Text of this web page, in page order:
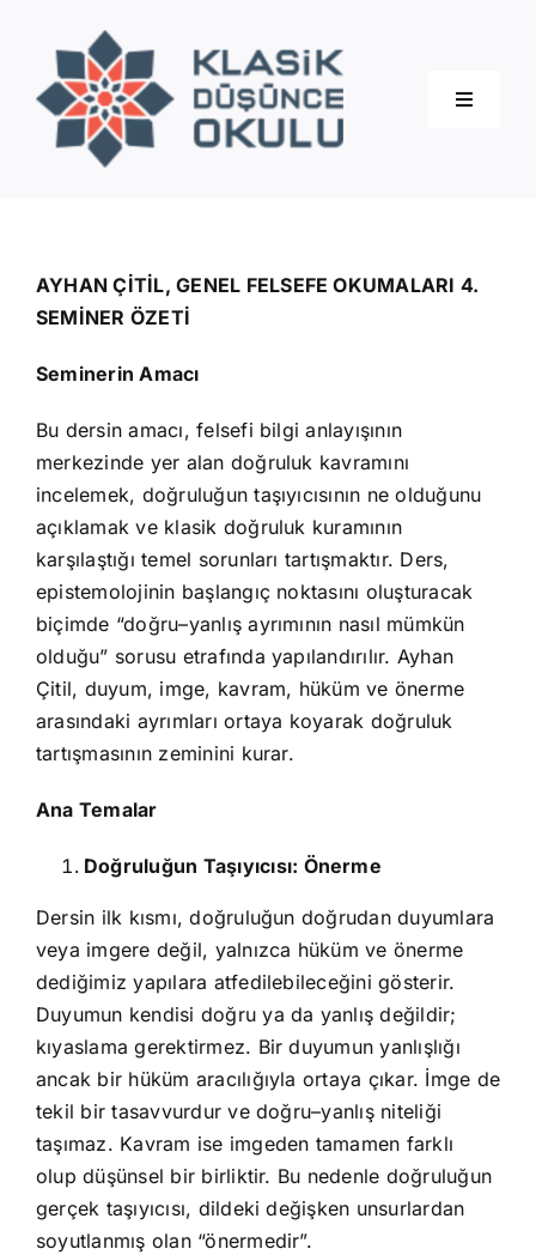
content
Toggle
Eğitimler
İletişim
AYHAN ÇİTİL, GENEL FELSEFE OKUMALARI 4.
SEMİNER ÖZETİ
Seminerin Amacı
Bu dersin amacı, felsefi bilgi anlayışının
merkezinde yer alan doğruluk kavramını
incelemek, doğruluğun taşıyıcısının ne olduğunu
açıklamak ve klasik doğruluk kuramının
karşılaştığı temel sorunları tartışmaktır. Ders,
epistemolojinin başlangıç noktasını oluşturacak
biçimde “doğru–yanlış ayrımının nasıl mümkün
olduğu” sorusu etrafında yapılandırılır. Ayhan
Çitil, duyum, imge, kavram, hüküm ve önerme
arasındaki ayrımları ortaya koyarak doğruluk
tartışmasının zeminini kurar.
Ana Temalar
Doğruluğun Taşıyıcısı: Önerme
Dersin ilk kısmı, doğruluğun doğrudan duyumlara
veya imgere değil, yalnızca hüküm ve önerme
dediğimiz yapılara atfedilebileceğini gösterir.
Duyumun kendisi doğru ya da yanlış değildir;
kıyaslama gerektirmez. Bir duyumun yanlışlığı
ancak bir hüküm aracılığıyla ortaya çıkar. İmge de
tekil bir tasavvurdur ve doğru–yanlış niteliği
taşımaz. Kavram ise imgeden tamamen farklı
olup düşünsel bir birliktir. Bu nedenle doğruluğun
gerçek taşıyıcısı, dildeki değişken unsurlardan
soyutlanmış olan “önermedir”.